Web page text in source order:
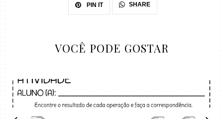
PIN IT SHARE
VOCÊ PODE GOSTAR